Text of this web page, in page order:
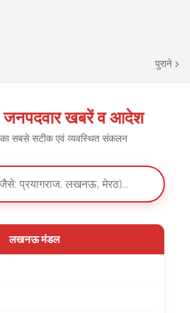
पुराने
जनपदवार खबरें व आदेश
सबसे सटीक एवं व्यवस्थित संकलन
लखनऊ मंडल